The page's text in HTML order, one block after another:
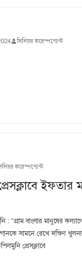
সিনিয়র করেস্পন্ডেন্ট
করেস্পন্ডেন্ট
ইফতার
“গ্রাম বাংলার মানুষের
সামনে রেখে দক্ষিণ
প্রেসক্লাবে